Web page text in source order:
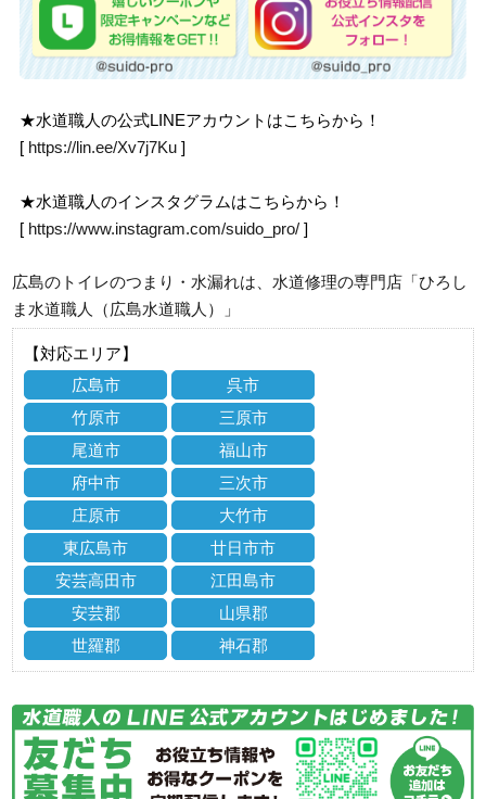
★水道職人の公式LINEアカウントはこちらから！
[ https://lin.ee/Xv7j7Ku ]
★水道職人のインスタグラムはこちらから！
[ https://www.instagram.com/suido_pro/ ]
広島のトイレのつまり・水漏れは、水道修理の専門店「ひろし
ま水道職人（広島水道職人）」
【対応エリア】
広島市
呉市
竹原市
三原市
尾道市
福山市
府中市
三次市
庄原市
大竹市
東広島市
廿日市市
安芸高田市
江田島市
安芸郡
山県郡
世羅郡
神石郡